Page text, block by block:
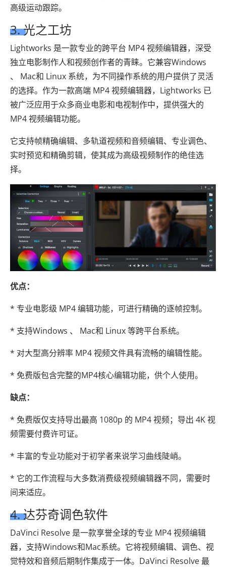
高级运动跟踪。
3. 光之工坊
Lightworks 是一款专业的跨平台 MP4 视频编辑器，深受
独立电影制作人和视频创作者的青睐。它兼容Windows
、 Mac和 Linux 系统，为不同操作系统的用户提供了灵活
的选择。作为一款高端 MP4 视频编辑器，Lightworks 已
被广泛应用于众多商业电影和电视制作中，提供强大的
MP4 视频编辑功能。
它支持帧精确编辑、多轨道视频和音频编辑、专业调色、
实时预览和精确剪辑，使其成为高级视频制作的绝佳选
择。
优点：
* 专业电影级 MP4 编辑功能，可进行精确的逐帧控制。
* 支持Windows 、 Mac和 Linux 等跨平台系统。
* 对大型高分辨率 MP4 视频文件具有流畅的编辑性能。
* 免费版包含完整的MP4核心编辑功能，供个人使用。
缺点：
* 免费版仅支持导出最高 1080p 的 MP4 视频；导出 4K 视
频需要付费许可证。
* 丰富的专业功能对于初学者来说学习曲线陡峭。
* 它的工作流程与大多数消费级视频编辑器不同，需要时
间来适应。
4. 达芬奇调色软件
DaVinci Resolve 是一款享誉全球的专业 MP4 视频编辑
器，支持Windows和Mac系统。它将视频编辑、调色、视
觉特效和音频后期制作集成于一体。DaVinci Resolve 最